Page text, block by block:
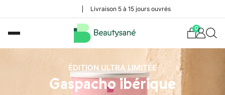
Livraison 5 à 15 jours ouvrés
0
ÉDITION ULTRA LIMITÉE
Gaspacho ibérique